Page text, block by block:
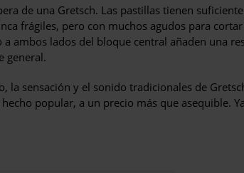
de una Gretsch. Las pastillas tienen
frágiles, pero con muchos agudos para
a ambos lados del bloque central añaden una
general.
la sensación y el sonido tradicionales de
popular, a un precio más que asequible.